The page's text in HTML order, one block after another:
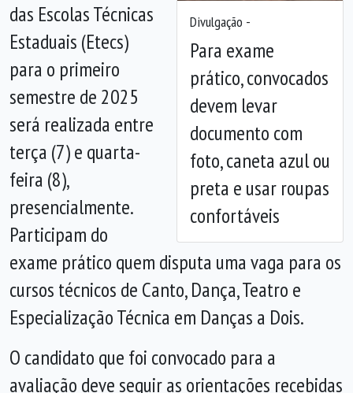
Divulgação -
Para exame
prático, convocados
devem levar
documento com
foto, caneta azul ou
preta e usar roupas
confortáveis
Anterior
das Escolas Técnicas
Estaduais (Etecs)
para o primeiro
semestre de 2025
será realizada entre
terça (7) e quarta-
feira (8),
presencialmente.
Participam do
exame prático quem disputa uma vaga para os
cursos técnicos de Canto, Dança, Teatro e
Especialização Técnica em Danças a Dois.
O candidato que foi convocado para a
avaliação deve seguir as orientações recebidas